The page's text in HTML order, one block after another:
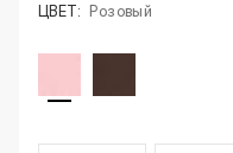
ЦВЕТ: Розовый